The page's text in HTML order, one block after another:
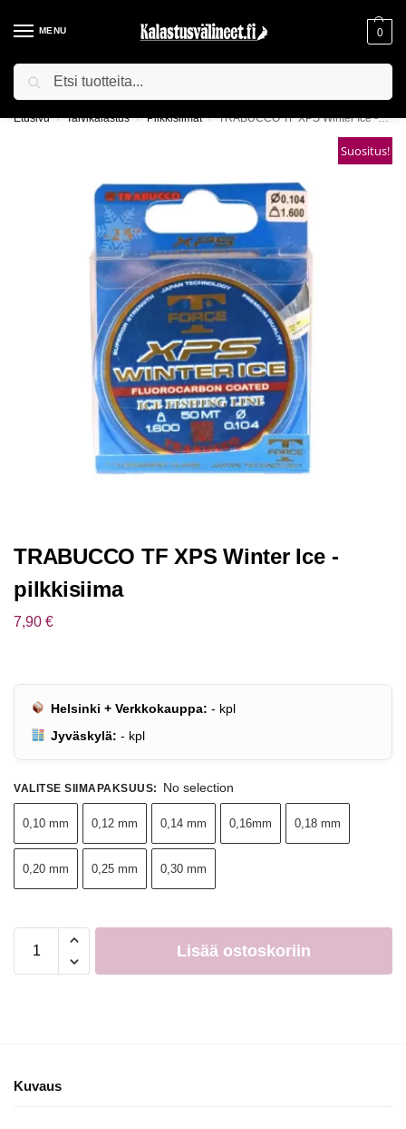
MENU 0
ILMAINEN TOIMITUS YLI 75€ TILAUKSILLE!
Etusivu / Talvikalastus / Pilkkisiimat / TRABUCCO TF XPS Winter Ice -pilkkisiima
Suositus!
TRABUCCO TF XPS Winter Ice -
pilkkisiima
7,90 €
Helsinki + Verkkokauppa: - kpl
Jyväskylä: - kpl
VALITSE SIIMAPAKSUUS: No selection
0,10 mm 0,12 mm 0,14 mm 0,16mm 0,18 mm
0,20 mm 0,25 mm 0,30 mm
Lisää ostoskoriin
Kuvaus